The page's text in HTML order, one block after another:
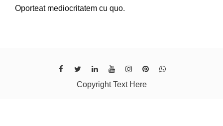
Oporteat mediocritatem cu quo.
Copyright Text Here